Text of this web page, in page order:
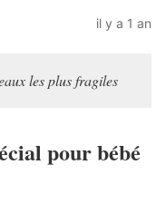
il y a 1 an
les plus fragiles
pour bébé